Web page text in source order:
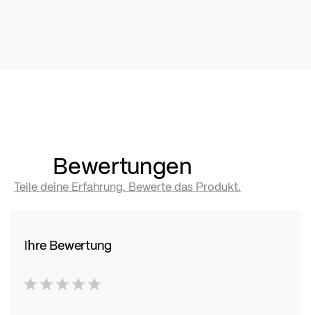
Bewertungen
Teile deine Erfahrung. Bewerte das Produkt.
Ihre Bewertung